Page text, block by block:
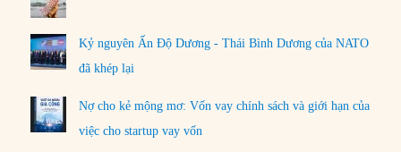
Kỷ nguyên Ấn Độ Dương - Thái Bình Dương của NATO
đã khép lại
Nợ cho kẻ mộng mơ: Vốn vay chính sách và giới hạn của
việc cho startup vay vốn